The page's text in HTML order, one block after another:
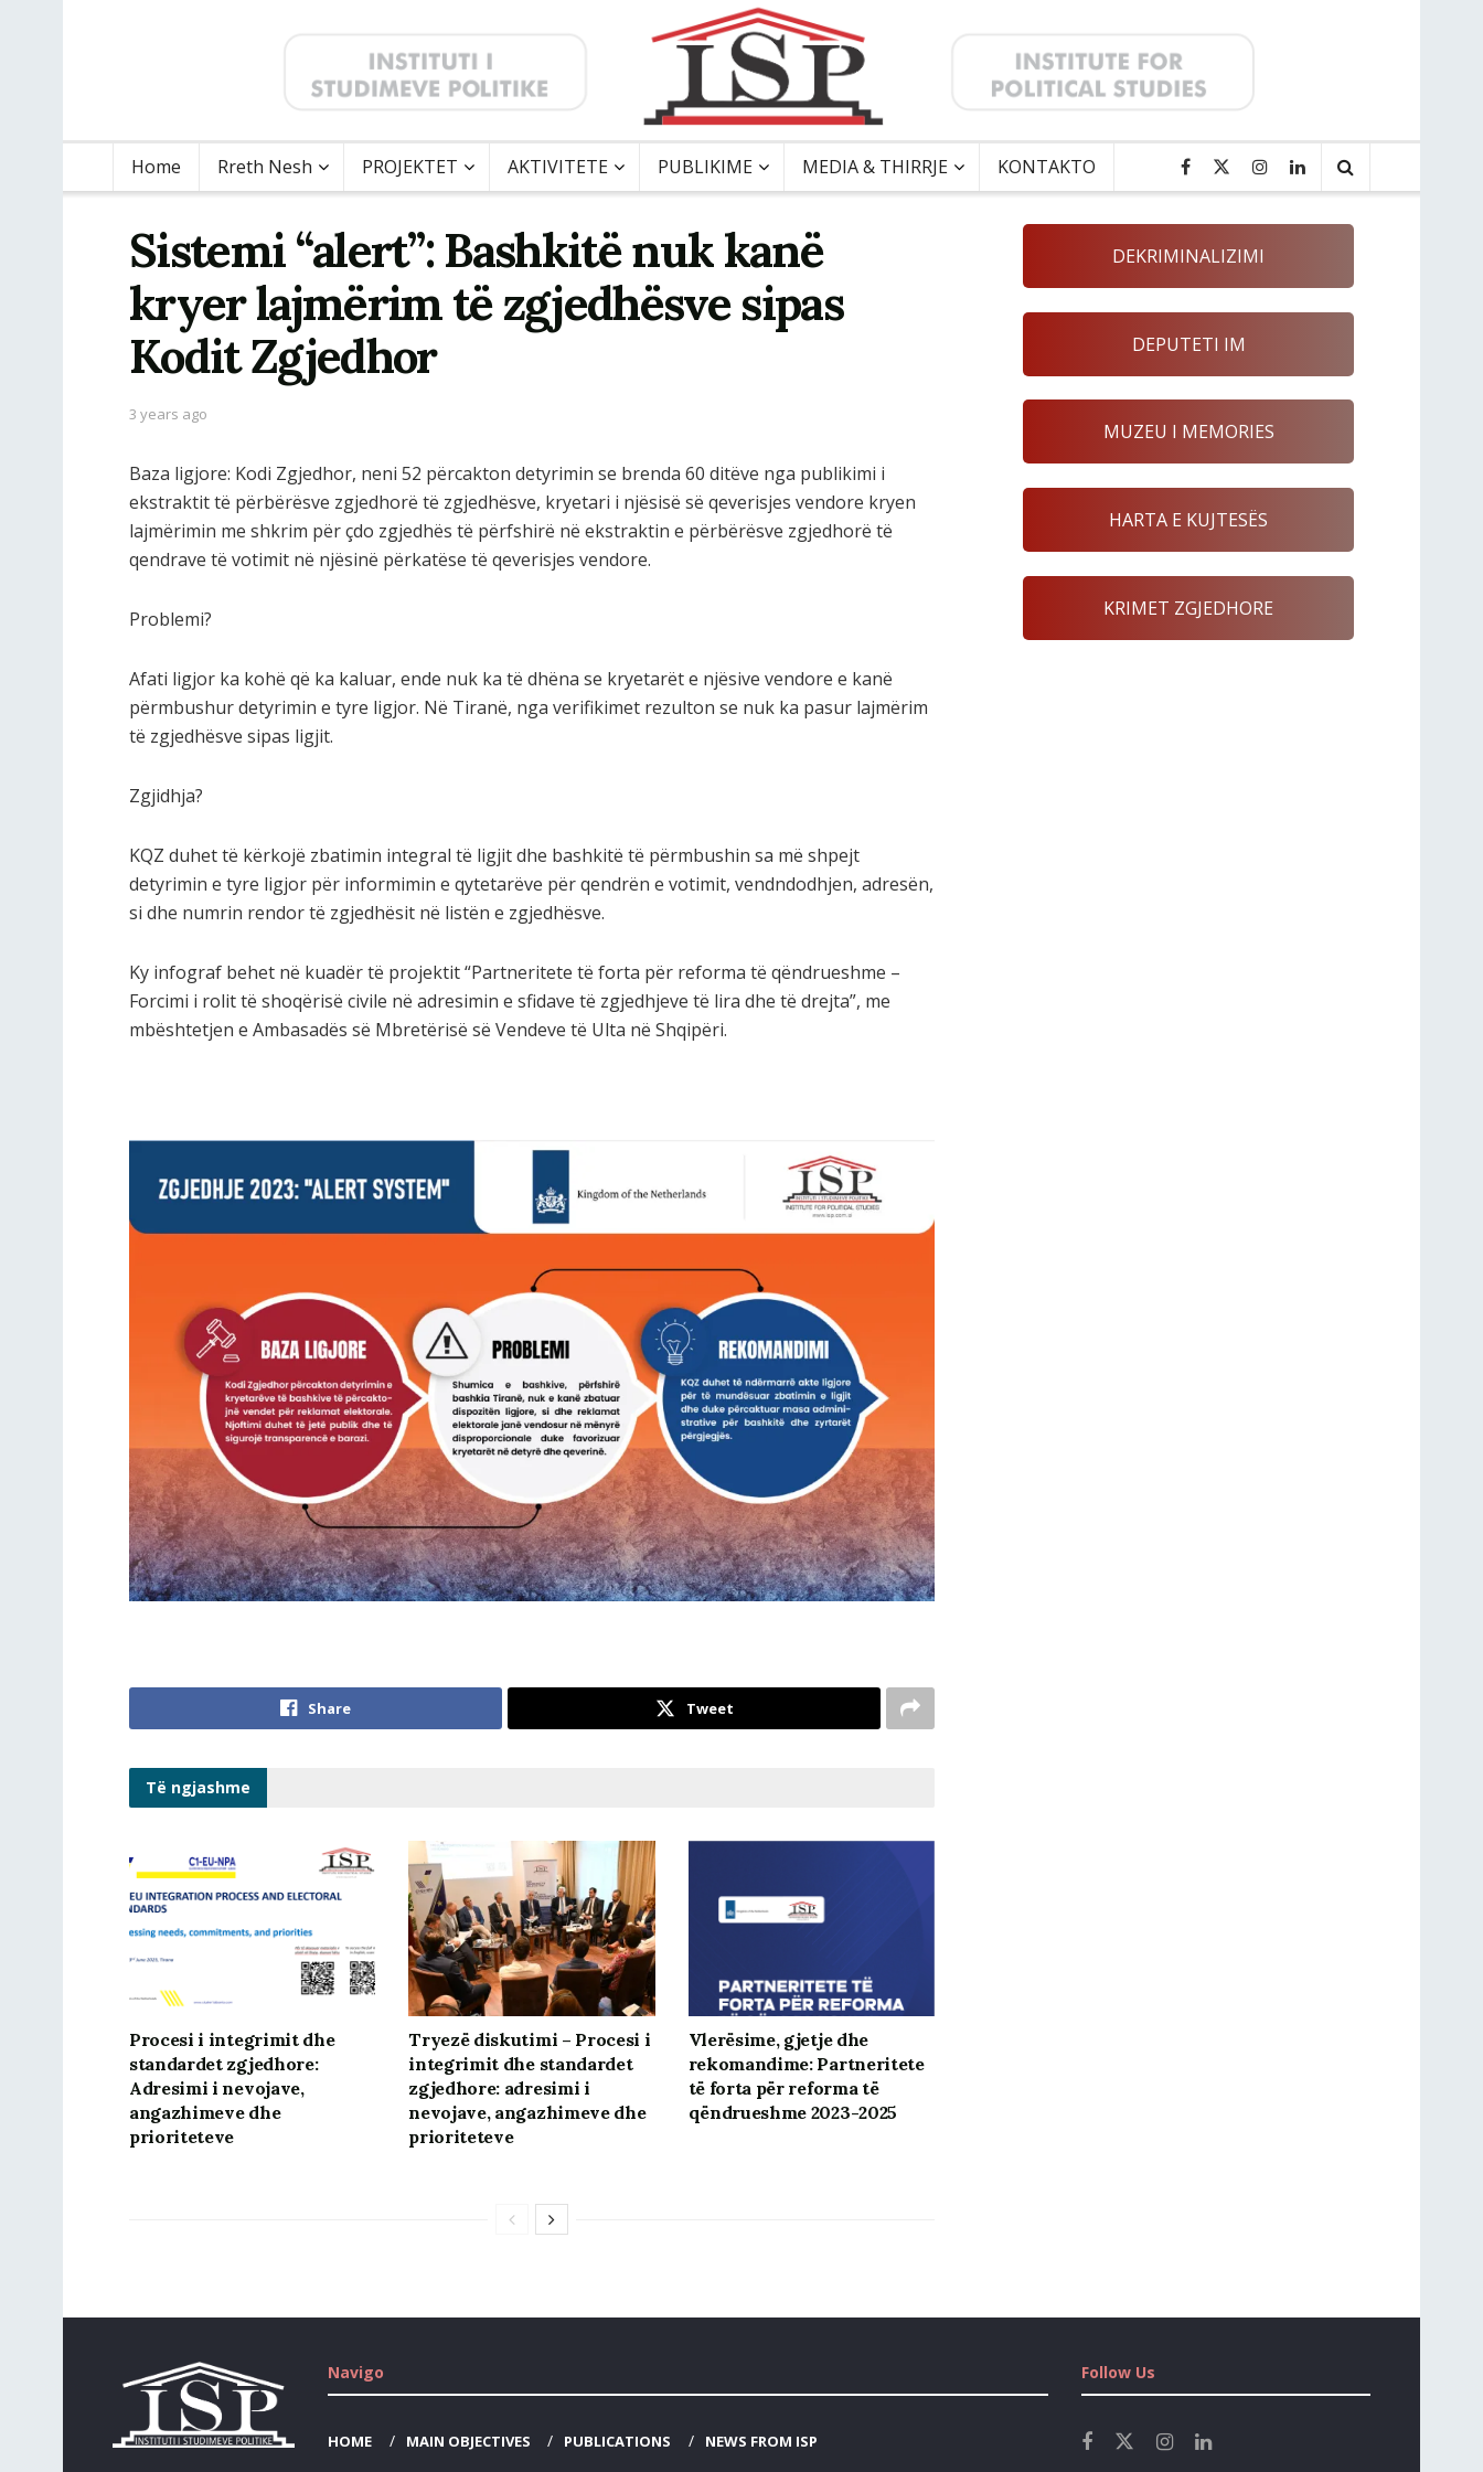
Home Rreth Nesh PROJEKTET AKTIVITETE PUBLIKIME MEDIA & THIRRJE KONTAKTO
Sistemi “alert”: Bashkitë nuk kanë
kryer lajmërim të zgjedhësve sipas
Kodit Zgjedhor
3 years ago
Baza ligjore: Kodi Zgjedhor, neni 52 përcakton detyrimin se brenda 60 ditëve nga publikimi i
ekstraktit të përbërësve zgjedhorë të zgjedhësve, kryetari i njësisë së qeverisjes vendore kryen
lajmërimin me shkrim për çdo zgjedhës të përfshirë në ekstraktin e përbërësve zgjedhorë të
qendrave të votimit në njësinë përkatëse të qeverisjes vendore.
Problemi?
Afati ligjor ka kohë që ka kaluar, ende nuk ka të dhëna se kryetarët e njësive vendore e kanë
përmbushur detyrimin e tyre ligjor. Në Tiranë, nga verifikimet rezulton se nuk ka pasur lajmërim
të zgjedhësve sipas ligjit.
Zgjidhja?
KQZ duhet të kërkojë zbatimin integral të ligjit dhe bashkitë të përmbushin sa më shpejt
detyrimin e tyre ligjor për informimin e qytetarëve për qendrën e votimit, vendndodhjen, adresën,
si dhe numrin rendor të zgjedhësit në listën e zgjedhësve.
Ky infograf behet në kuadër të projektit “Partneritete të forta për reforma të qëndrueshme –
Forcimi i rolit të shoqërisë civile në adresimin e sfidave të zgjedhjeve të lira dhe të drejta”, me
mbështetjen e Ambasadës së Mbretërisë së Vendeve të Ulta në Shqipëri.
Share Tweet
Të ngjashme
Procesi i integrimit dhe
standardet zgjedhore:
Adresimi i nevojave,
angazhimeve dhe
prioriteteve
Tryezë diskutimi – Procesi i
integrimit dhe standardet
zgjedhore: adresimi i
nevojave, angazhimeve dhe
prioriteteve
Vlerësime, gjetje dhe
rekomandime: Partneritete
të forta për reforma të
qëndrueshme 2023-2025
DEKRIMINALIZIMI
DEPUTETI IM
MUZEU I MEMORIES
HARTA E KUJTESËS
KRIMET ZGJEDHORE
Navigo
HOME MAIN OBJECTIVES PUBLICATIONS NEWS FROM ISP
Follow Us